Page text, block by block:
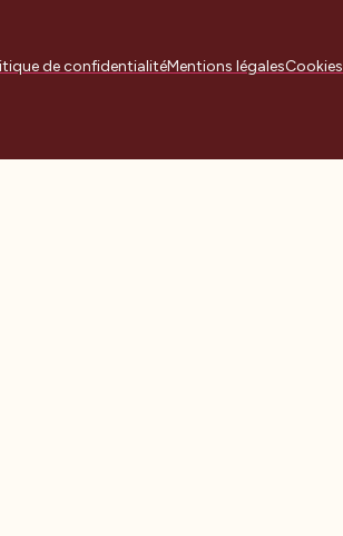
de confidentialitéMentions légalesCookies